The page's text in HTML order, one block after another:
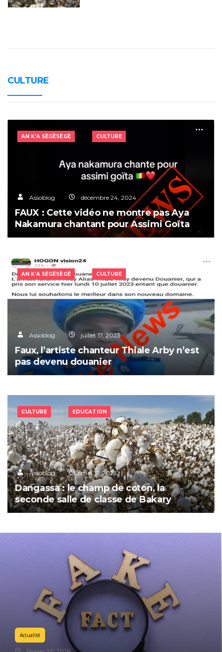
CULTURE
AN K’A SÈGÈSÈGÈ CULTURE
Assoblog décembre 24, 2024
FAUX : Cette vidéo ne montre pas Aya
Nakamura chantant pour Assimi Goïta
AN K’A SÈGÈSÈGÈ CULTURE
Assoblog juillet 17, 2023
Faux, l’artiste chanteur Thiale Arby n’est
pas devenu douanier
CULTURE EDUCATION
Assoblog mai 31, 2023
Dangassa : le champ de coton, la
seconde salle de classe de Bakary
Actualité